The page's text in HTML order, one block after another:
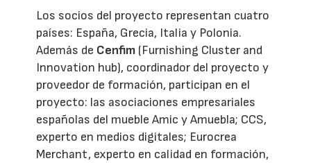
Los socios del proyecto representan cuatro
países: España, Grecia, Italia y Polonia.
Además de Cenfim (Furnishing Cluster and
Innovation hub), coordinador del proyecto y
proveedor de formación, participan en el
proyecto: las asociaciones empresariales
españolas del mueble Amic y Amuebla; CCS,
experto en medios digitales; Eurocrea
Merchant, experto en calidad en formación,